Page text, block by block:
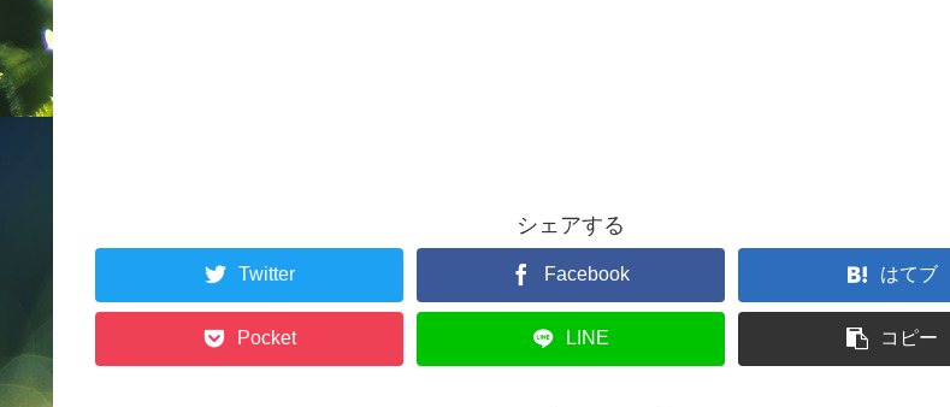
シェアする
Twitter Facebook はてブ
Pocket LINE コピー